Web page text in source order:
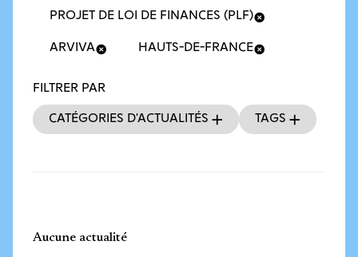
FILTRER PAR
Catégories d’actualités Tags
PROJET DE LOI DE FINANCES (PLF)
ARVIVA HAUTS-DE-FRANCE
Aucune actualité